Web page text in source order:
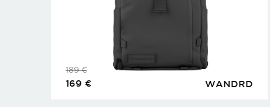
WANDRD
189€
169 €